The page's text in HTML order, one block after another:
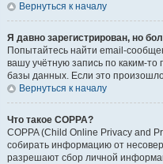
Вернуться к началу
Я давно зарегистрирован, но
Попытайтесь найти email-
вашу учётную запись по каким-
базы данных. Если это
Вернуться к началу
Что такое COPPA?
COPPA (Child Online Privacy and
собирать информацию от
разрешают сбор личной